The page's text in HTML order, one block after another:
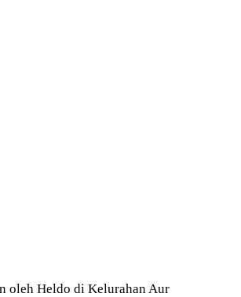
oleh Heldo di Kelurahan Aur